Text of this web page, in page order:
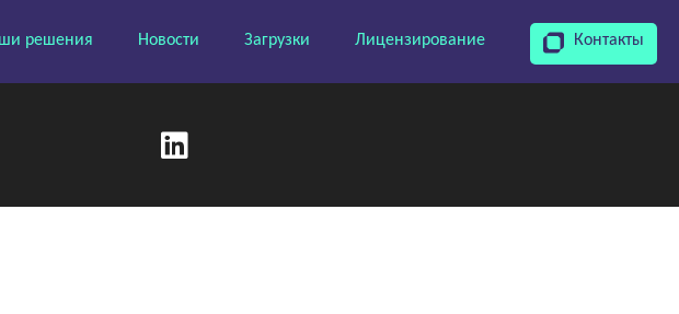
решения Новости Загрузки Лицензирование Контакты